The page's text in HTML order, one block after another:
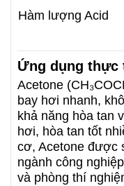
Hàm lượng Acid
Ứng dụng thực
Acetone
bay hơi nhanh,
khả năng hòa tan
hơi, hòa tan tốt
cơ, Acetone được
ngành công
và phòng thí